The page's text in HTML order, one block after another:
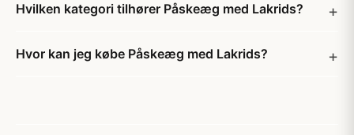
Hvilken kategori tilhører Påskeæg med Lakrids?
Hvor kan jeg købe Påskeæg med Lakrids?